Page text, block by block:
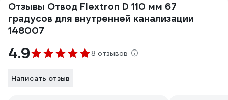
Отзывы Отвод Flextron D 110 мм 67
градусов для внутренней канализации
148007
4.9 8 отзывов
Написать отзыв